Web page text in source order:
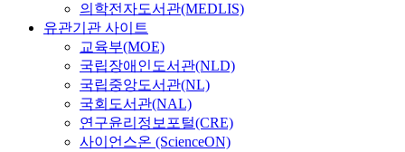
의학전자도서관(MEDLIS)
유관기관 사이트
교육부(MOE)
국립장애인도서관(NLD)
국립중앙도서관(NL)
국회도서관(NAL)
연구윤리정보포털(CRE)
사이언스온 (ScienceON)